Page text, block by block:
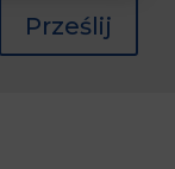
Prześlij